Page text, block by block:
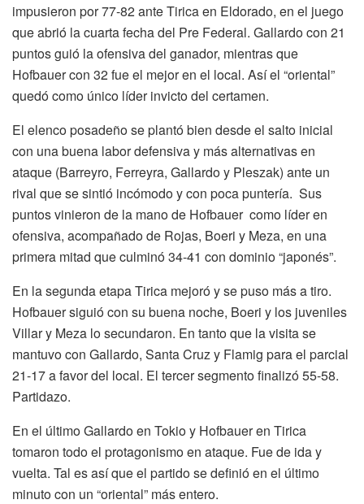
impusieron por 77-82 ante Tirica en Eldorado, en el juego
que abrió la cuarta fecha del Pre Federal. Gallardo con 21
puntos guió la ofensiva del ganador, mientras que
Hofbauer con 32 fue el mejor en el local. Así el “oriental”
quedó como único líder invicto del certamen.
El elenco posadeño se plantó bien desde el salto inicial
con una buena labor defensiva y más alternativas en
ataque (Barreyro, Ferreyra, Gallardo y Pleszak) ante un
rival que se sintió incómodo y con poca puntería. Sus
puntos vinieron de la mano de Hofbauer como líder en
ofensiva, acompañado de Rojas, Boeri y Meza, en una
primera mitad que culminó 34-41 con dominio “japonés”.
En la segunda etapa Tirica mejoró y se puso más a tiro.
Hofbauer siguió con su buena noche, Boeri y los juveniles
Villar y Meza lo secundaron. En tanto que la visita se
mantuvo con Gallardo, Santa Cruz y Flamig para el parcial
21-17 a favor del local. El tercer segmento finalizó 55-58.
Partidazo.
En el último Gallardo en Tokio y Hofbauer en Tirica
tomaron todo el protagonismo en ataque. Fue de ida y
vuelta. Tal es así que el partido se definió en el último
minuto con un “oriental” más entero.